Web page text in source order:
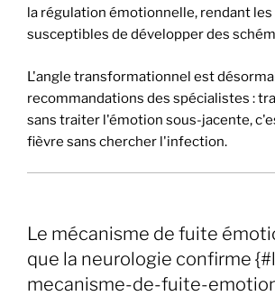
la régulation émotionnelle, rendant
susceptibles de développer des
L'angle transformationnel est
recommandations des spécialistes :
sans traiter l'émotion sous-jacente,
fièvre sans chercher l'infection.
Le mécanisme de fuite
que la neurologie confirme
mecanisme-de-fuite-